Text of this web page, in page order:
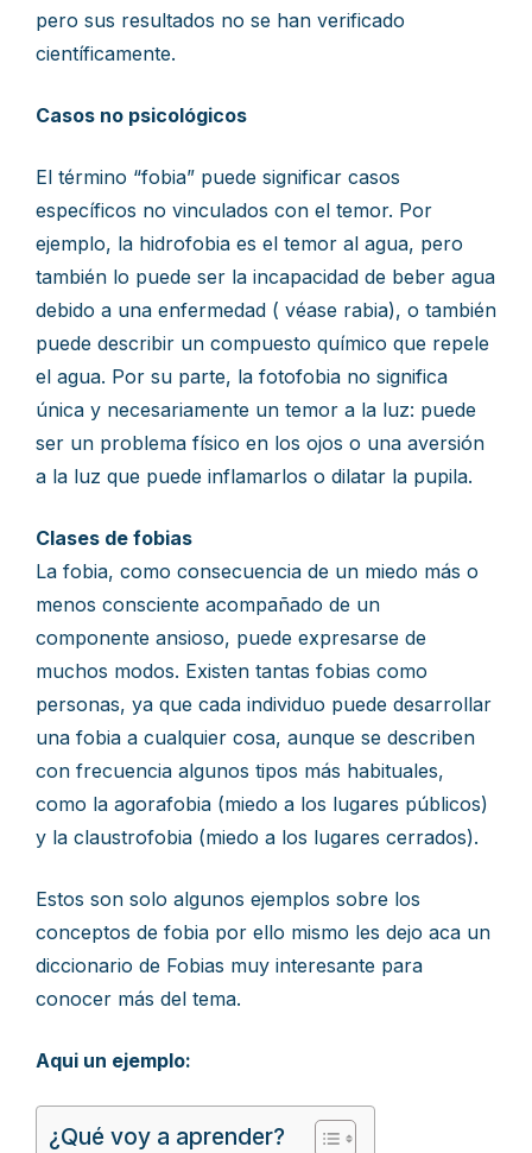
pero sus resultados no se han verificado
científicamente.
Casos no psicológicos
El término “fobia” puede significar casos
específicos no vinculados con el temor. Por
ejemplo, la hidrofobia es el temor al agua, pero
también lo puede ser la incapacidad de beber agua
debido a una enfermedad ( véase rabia), o también
puede describir un compuesto químico que repele
el agua. Por su parte, la fotofobia no significa
única y necesariamente un temor a la luz: puede
ser un problema físico en los ojos o una aversión
a la luz que puede inflamarlos o dilatar la pupila.
Clases de fobias
La fobia, como consecuencia de un miedo más o
menos consciente acompañado de un
componente ansioso, puede expresarse de
muchos modos. Existen tantas fobias como
personas, ya que cada individuo puede desarrollar
una fobia a cualquier cosa, aunque se describen
con frecuencia algunos tipos más habituales,
como la agorafobia (miedo a los lugares públicos)
y la claustrofobia (miedo a los lugares cerrados).
Estos son solo algunos ejemplos sobre los
conceptos de fobia por ello mismo les dejo aca un
diccionario de Fobias muy interesante para
conocer más del tema.
Aqui un ejemplo:
¿Qué voy a aprender?